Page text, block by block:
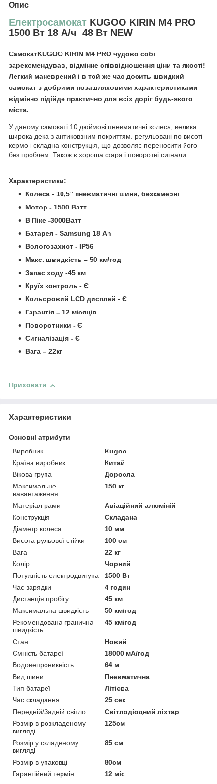
Опис
Електросамокат KUGOO KIRIN M4 PRO
1500 Вт 18 А/ч 48 Вт NEW
СамокатKUGOO KIRIN M4 PRO чудово собі
зарекомендував, відмінне співвідношення ціни та якості!
Легкий маневрений і в той же час досить швидкий
самокат з добрими позашляховими характеристиками
відмінно підійде практично для всіх доріг будь-якого
міста.
У даному самокаті 10 дюймові пневматичні колеса, велика
широка дека з антиковзним покриттям, регульовані по висоті
кермо і складна конструкція, що дозволяє переносити його
без проблем. Також є хороша фара і поворотні сигнали.
Характеристики:
Колеса - 10,5” пневматичні шини, безкамерні
Мотор - 1500 Ватт
В Піке -3000Ватт
Батарея - Samsung 18 Ah
Вологозахист - IP56
Макс. швидкість – 50 км/год
Запас ходу -45 км
Круїз контроль - Є
Кольоровий LCD дисплей - Є
Гарантія – 12 місяців
Поворотники - Є
Сигналізація - Є
Вага – 22кг
Приховати
Характеристики
Основні атрибути
Виробник
Kugoo
Країна виробник
Китай
Вікова група
Доросла
Максимальне
навантаження
150 кг
Матеріал рами
Авіаційний алюміній
Конструкція
Складана
Діаметр колеса
10 мм
Висота рульової стійки
100 см
Вага
22 кг
Колір
Чорний
Потужність електродвигуна
1500 Вт
Час зарядки
4 годин
Дистанція пробігу
45 км
Максимальна швидкість
50 км/год
Рекомендована гранична
швидкість
45 км/год
Стан
Новий
Ємність батареї
18000 мА/год
Водонепроникність
64 м
Вид шини
Пневматична
Тип батареї
Літієва
Час складання
25 сек
Передній/Задній світло
Світлодіодний ліхтар
Розмір в розкладеному
вигляді
125см
Розмір у складеному
вигляді
85 см
Розмір в упаковці
80см
Гарантійний термін
12 міс